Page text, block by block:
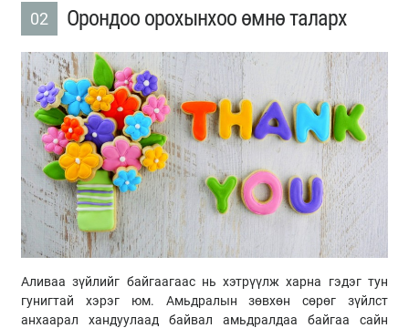
02 Орондоо орохынхоо өмнө таларх
Аливаа зүйлийг байгаагаас нь хэтрүүлж харна гэдэг тун
гунигтай хэрэг юм. Амьдралын зөвхөн сөрөг зүйлст
анхаарал хандуулаад байвал амьдралдаа байгаа сайн